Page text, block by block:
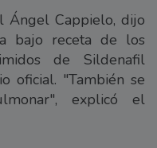
Ángel Cappielo, dijo
bajo receta de los
de Sildenafil
oficial. "También se
explicó el